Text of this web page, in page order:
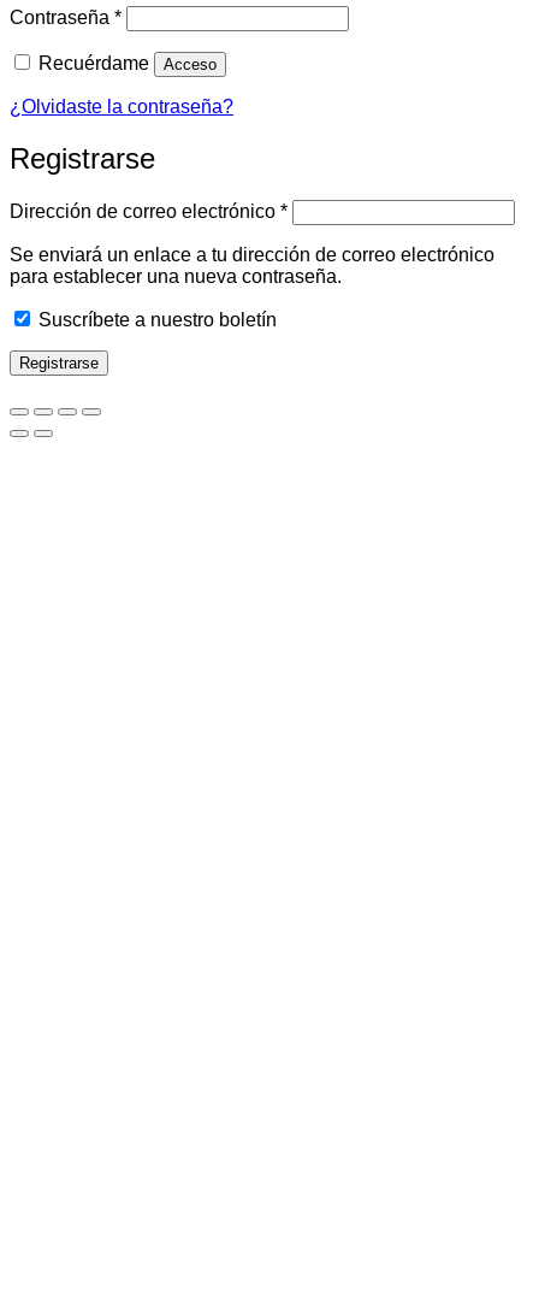
Contraseña *Obligatorio
Recuérdame Acceso
¿Olvidaste la contraseña?
Registrarse
Dirección de correo electrónico *Obligatorio
Se enviará un enlace a tu dirección de correo electrónico
para establecer una nueva contraseña.
Suscríbete a nuestro boletín
Registrarse